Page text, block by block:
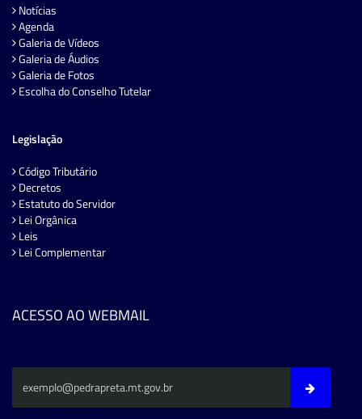
Notícias
Agenda
Galeria de Vídeos
Galeria de Áudios
Galeria de Fotos
Escolha do Conselho Tutelar
Legislação
Código Tributário
Decretos
Estatuto do Servidor
Lei Orgânica
Leis
Lei Complementar
ACESSO AO WEBMAIL